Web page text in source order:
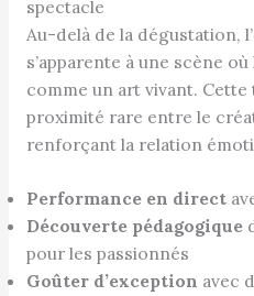
spectacle
Au-delà de la dégustation,
s’apparente à une scène
comme un art vivant.
proximité rare entre le
renforçant la relation
Performance en direct
Découverte pédagogique
pour les passionnés
Goûter d’exception avec